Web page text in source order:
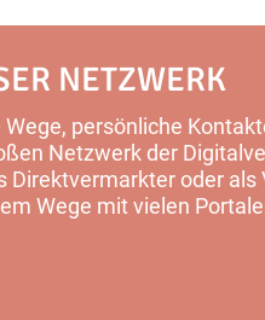
NETZWERK
Wege, persönliche
Netzwerk der
Direktvermarkter oder
Wege mit vielen